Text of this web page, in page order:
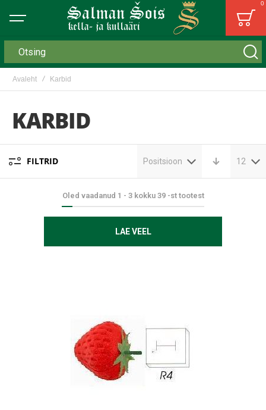
Bag
0
Otsing
Avaleht Karbid
KARBID
FILTRID Positsioon 12
Oled vaadanud 1 - 3kokku 39-st tootest
LAE VEEL